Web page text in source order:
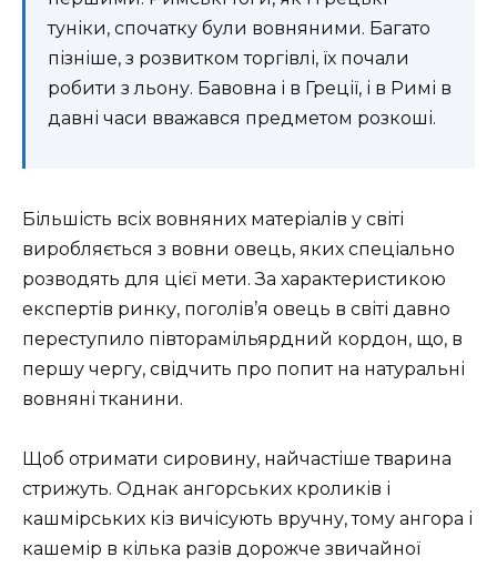
туніки, спочатку були вовняними. Багато
пізніше, з розвитком торгівлі, їх почали
робити з льону. Бавовна і в Греції, і в Римі в
давні часи вважався предметом розкоші.
Більшість всіх вовняних матеріалів у світі
виробляється з вовни овець, яких спеціально
розводять для цієї мети. За характеристикою
експертів ринку, поголів’я овець в світі давно
переступило півторамільярдний кордон, що, в
першу чергу, свідчить про попит на натуральні
вовняні тканини.
Щоб отримати сировину, найчастіше тварина
стрижуть. Однак ангорських кроликів і
кашмірських кіз вичісують вручну, тому ангора і
кашемір в кілька разів дорожче звичайної